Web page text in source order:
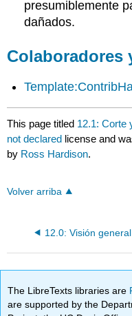
presumiblemente
dañados.
Colaboradores
This page titled 12.1: Corte
not declared license and
by Ross Hardison.
Volver arriba
The LibreTexts libraries are
are supported by the